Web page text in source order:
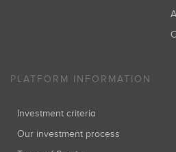
PLATFORM INFORMATION
Investment criteria
Our investment process